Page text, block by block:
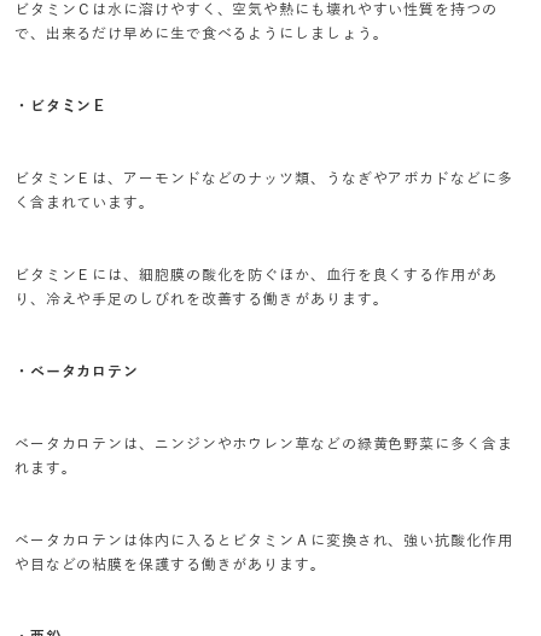
ビタミンＣは水に溶けやすく、空気や熱にも壊れやすい性質を持つの
で、出来るだけ早めに生で食べるようにしましょう。
・ビタミンＥ
ビタミンＥは、アーモンドなどのナッツ類、うなぎやアボカドなどに多
く含まれています。
ビタミンＥには、細胞膜の酸化を防ぐほか、血行を良くする作用があ
り、冷えや手足のしびれを改善する働きがあります。
・ベータカロテン
ベータカロテンは、ニンジンやホウレン草などの緑黄色野菜に多く含ま
れます。
ベータカロテンは体内に入るとビタミンＡに変換され、強い抗酸化作用
や目などの粘膜を保護する働きがあります。